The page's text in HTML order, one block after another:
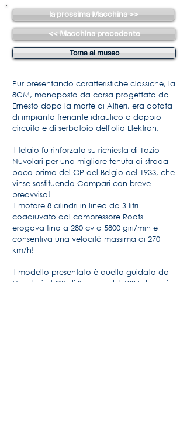
la prossima Macchina >>
<< Macchina precedente
Torna al museo
Pur presentando caratteristiche classiche, la
8CM, monoposto da corsa progettata da
Ernesto dopo la morte di Alfieri, era dotata
di impianto frenante idraulico a doppio
circuito e di serbatoio dell'olio Elektron.
Il telaio fu rinforzato su richiesta di Tazio
Nuvolari per una migliore tenuta di strada
poco prima del GP del Belgio del 1933, che
vinse sostituendo Campari con breve
preavviso!
Il motore 8 cilindri in linea da 3 litri
coadiuvato dal compressore Roots
erogava fino a 280 cv a 5800 giri/min e
consentiva una velocità massima di 270
km/h!
Il modello presentato è quello guidato da
Nuvolari al GP di Spagna del 1934 dove si